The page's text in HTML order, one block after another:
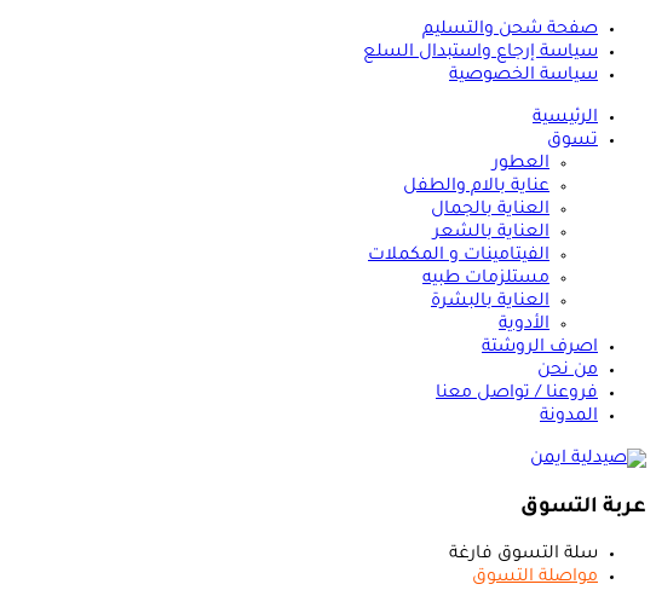
صفحة شحن والتسليم
سياسة إرجاع واستبدال السلع
سياسة الخصوصية
الرئيسية
تسوق
العطور
عناية بالام والطفل
العناية بالجمال
العناية بالشعر
الفيتامينات و المكملات
مستلزمات طبيه
العناية بالبشرة
الأدوية
اصرف الروشتة
من نحن
فروعنا / تواصل معنا
المدونة
عربة التسوق
سلة التسوق فارغة
مواصلة التسوق